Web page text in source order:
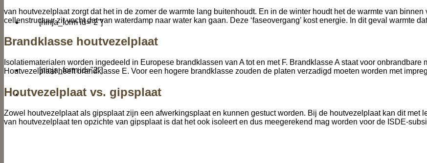
[ninja_form id="2"]
[ninja_form id="2"]
van houtvezelplaat zorgt dat het in de zomer de warmte lang buitenhoudt. En in de winter houdt het de warmte van
cellenstructuur zit vocht dat van waterdamp naar water kan gaan. Deze ‘faseovergang’ kost energie. In dit geval warmte
Brandklasse houtvezelplaat
Isolatiematerialen worden ingedeeld in Europese brandklassen van A tot en met F. Brandklasse A staat voor
Houtvezelplaat heeft brandklasse E. Voor een hogere brandklasse zouden de platen verzadigd moeten worden met
Houtvezelplaat vs. gipsplaat
Zowel houtvezelplaat als gipsplaat zijn een afwerkingsplaat en kunnen gestuct worden. Bij de houtvezelplaat kan dit met
van houtvezelplaat ten opzichte van gipsplaat is dat het ook isoleert en dus meegerekend mag worden voor de ISDE-